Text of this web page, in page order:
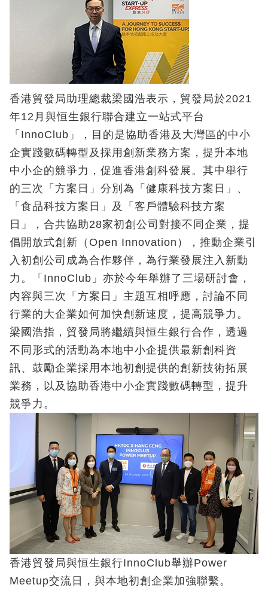
香港貿發局助理總裁梁國浩表示，貿發局於2021
年12月與恒生銀行聯合建立一站式平台
「InnoClub」，目的是協助香港及大灣區的中小
企實踐數碼轉型及採用創新業務方案，提升本地
中小企的競爭力，促進香港創科發展。其中舉行
的三次「方案日」分別為「健康科技方案日」、
「食品科技方案日」及「客戶體驗科技方案
日」，合共協助28家初創公司對接不同企業，提
倡開放式創新（Open Innovation），推動企業引
入初創公司成為合作夥伴，為行業發展注入新動
力。「InnoClub」亦於今年舉辦了三場研討會，
内容與三次「方案日」主題互相呼應，討論不同
行業的大企業如何加快創新速度，提高競爭力。
梁國浩指，貿發局將繼續與恒生銀行合作，透過
不同形式的活動為本地中小企提供最新創科資
訊、鼓勵企業採用本地初創提供的創新技術拓展
業務，以及協助香港中小企實踐數碼轉型，提升
競爭力。
香港貿發局與恒生銀行InnoClub舉辦Power
Meetup交流日，與本地初創企業加強聯繫。